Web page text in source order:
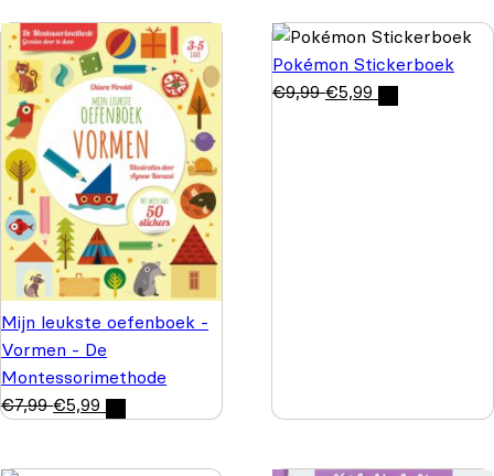
Mijn leukste oefenboek -
Vormen - De
Montessorimethode
€7,99 €5,99
Pokémon Stickerboek
€9,99 €5,99